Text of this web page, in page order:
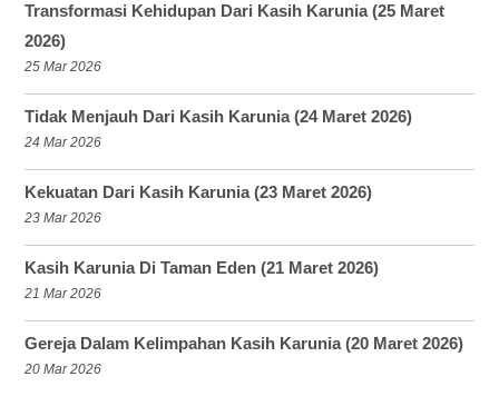
Transformasi Kehidupan Dari Kasih Karunia (25 Maret
2026)
25 Mar 2026
Tidak Menjauh Dari Kasih Karunia (24 Maret 2026)
24 Mar 2026
Kekuatan Dari Kasih Karunia (23 Maret 2026)
23 Mar 2026
Kasih Karunia Di Taman Eden (21 Maret 2026)
21 Mar 2026
Gereja Dalam Kelimpahan Kasih Karunia (20 Maret 2026)
20 Mar 2026